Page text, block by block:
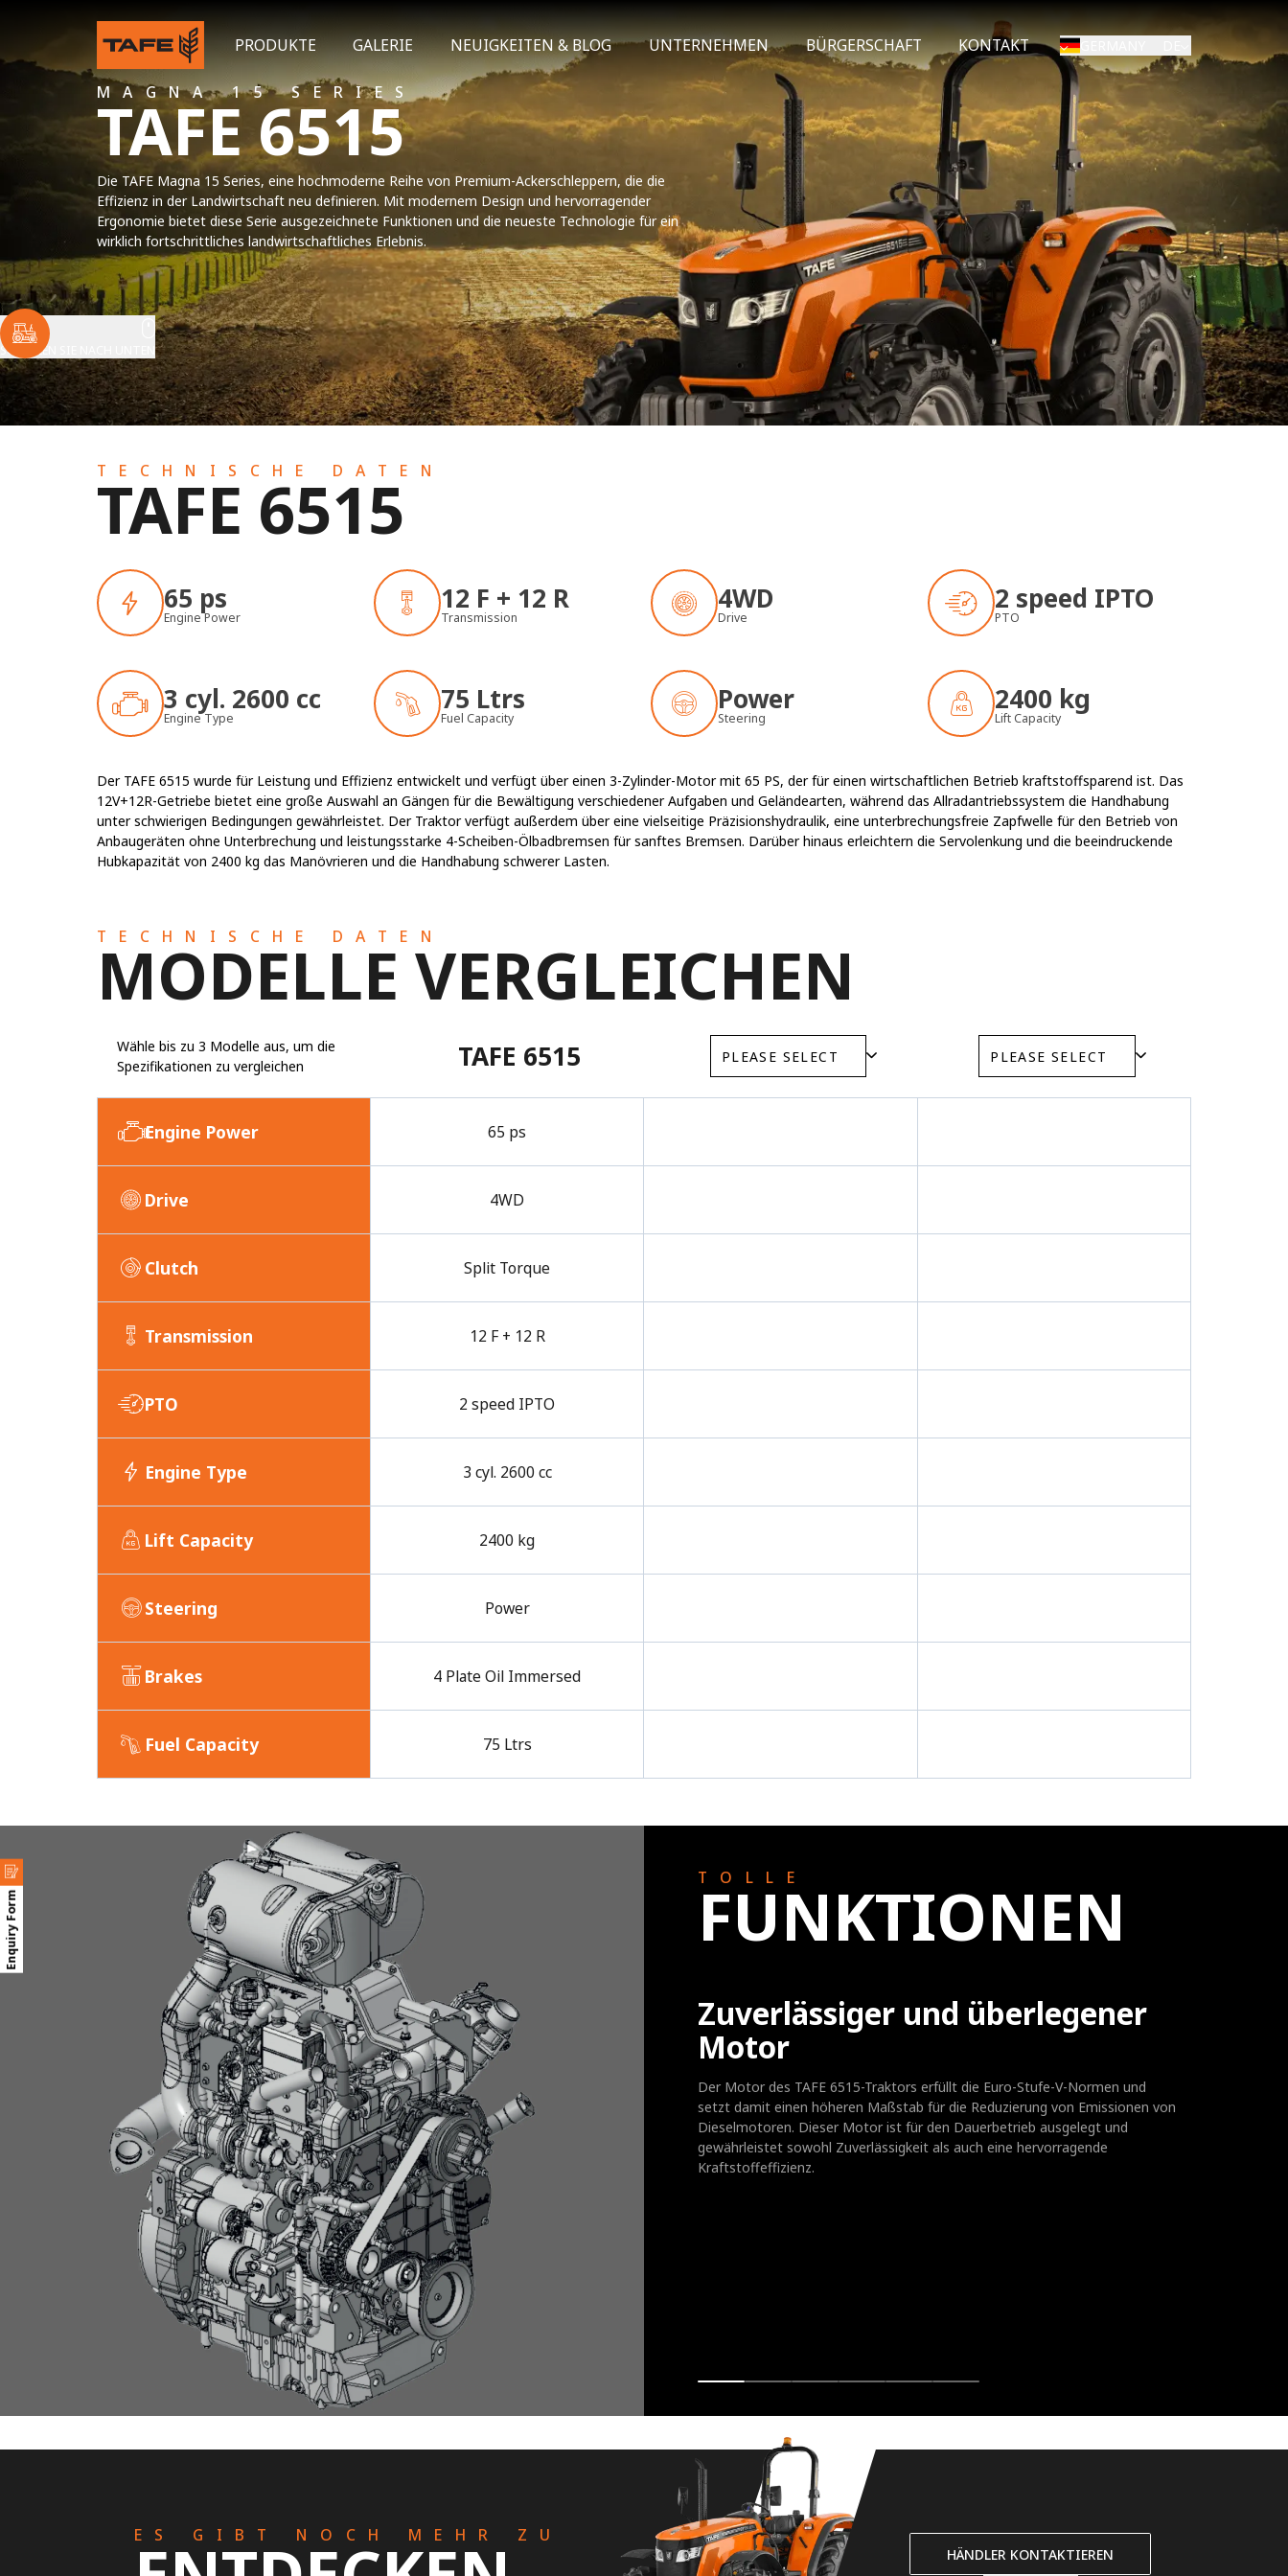
Enquiry Form
PRODUKTE GALERIE NEUIGKEITEN & BLOG UNTERNEHMEN BÜRGERSCHAFT KONTAKT
MAGNA 15 SERIES
TAFE 6515
Die TAFE Magna 15 Series, eine hochmoderne Reihe von Premium-Ackerschleppern, die die
Effizienz in der Landwirtschaft neu definieren. Mit modernem Design und hervorragender
Ergonomie bietet diese Serie ausgezeichnete Funktionen und die neueste Technologie für ein
wirklich fortschrittliches landwirtschaftliches Erlebnis.
SCROLLEN SIE NACH UNTEN
TECHNISCHE DATEN
TAFE 6515
65 ps
Engine Power
12 F + 12 R
Transmission
4WD
Drive
2 speed IPTO
PTO
3 cyl. 2600 cc
Engine Type
75 Ltrs
Fuel Capacity
Power
Steering
2400 kg
Lift Capacity
Der TAFE 6515 wurde für Leistung und Effizienz entwickelt und verfügt über einen 3-Zylinder-Motor mit 65 PS, der für einen wirtschaftlichen Betrieb kraftstoffsparend ist. Das
12V+12R-Getriebe bietet eine große Auswahl an Gängen für die Bewältigung verschiedener Aufgaben und Geländearten, während das Allradantriebssystem die Handhabung
unter schwierigen Bedingungen gewährleistet. Der Traktor verfügt außerdem über eine vielseitige Präzisionshydraulik, eine unterbrechungsfreie Zapfwelle für den Betrieb von
Anbaugeräten ohne Unterbrechung und leistungsstarke 4-Scheiben-Ölbadbremsen für sanftes Bremsen. Darüber hinaus erleichtern die Servolenkung und die beeindruckende
Hubkapazität von 2400 kg das Manövrieren und die Handhabung schwerer Lasten.
TECHNISCHE DATEN
MODELLE VERGLEICHEN
Wähle bis zu 3 Modelle aus, um die
Spezifikationen zu vergleichen
TAFE 6515
Engine Power 65 ps
Drive 4WD
Clutch Split Torque
Transmission 12 F + 12 R
PTO 2 speed IPTO
Engine Type 3 cyl. 2600 cc
Lift Capacity 2400 kg
Steering Power
Brakes 4 Plate Oil Immersed
Fuel Capacity 75 Ltrs
TOLLE
FUNKTIONEN
Zuverlässiger und überlegener
Motor
Der Motor des TAFE 6515-Traktors erfüllt die Euro-Stufe-V-Normen und
setzt damit einen höheren Maßstab für die Reduzierung von Emissionen von
Dieselmotoren. Dieser Motor ist für den Dauerbetrieb ausgelegt und
gewährleistet sowohl Zuverlässigkeit als auch eine hervorragende
Kraftstoffeffizienz.
ES GIBT NOCH MEHR ZU
HÄNDLER KONTAKTIEREN